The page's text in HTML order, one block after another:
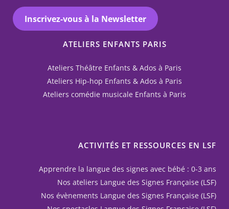
Inscrivez-vous à la Newsletter
ATELIERS ENFANTS PARIS
Ateliers Théâtre Enfants & Ados à Paris
Ateliers Hip-hop Enfants & Ados à Paris
Ateliers comédie musicale Enfants à Paris
ACTIVITÉS ET RESSOURCES EN LSF
Apprendre la langue des signes avec bébé : 0-3 ans
Nos ateliers Langue des Signes Française (LSF)
Nos évènements Langue des Signes Française (LSF)